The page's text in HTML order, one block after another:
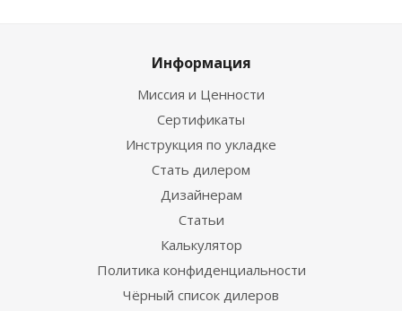
Информация
Миссия и Ценности
Сертификаты
Инструкция по укладке
Стать дилером
Дизайнерам
Статьи
Калькулятор
Политика конфиденциальности
Чёрный список дилеров